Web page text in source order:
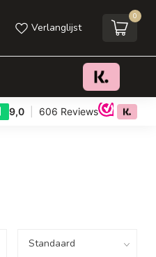
Verlanglijst
0